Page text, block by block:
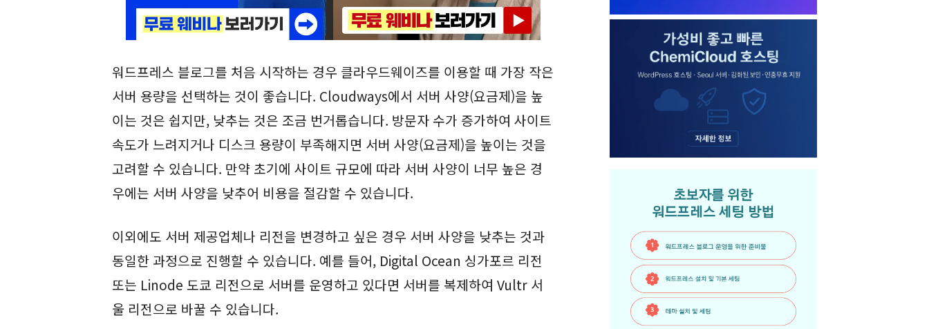
워드프레스 블로그를 처음 시작하는 경우 클라우드웨이즈를 이용할 때 가장 작은
서버 용량을 선택하는 것이 좋습니다. Cloudways에서 서버 사양(요금제)을 높
이는 것은 쉽지만, 낮추는 것은 조금 번거롭습니다. 방문자 수가 증가하여 사이트
속도가 느려지거나 디스크 용량이 부족해지면 서버 사양(요금제)을 높이는 것을
고려할 수 있습니다. 만약 초기에 사이트 규모에 따라 서버 사양이 너무 높은 경
우에는 서버 사양을 낮추어 비용을 절감할 수 있습니다.
이외에도 서버 제공업체나 리전을 변경하고 싶은 경우 서버 사양을 낮추는 것과
동일한 과정으로 진행할 수 있습니다. 예를 들어, Digital Ocean 싱가포르 리전
또는 Linode 도쿄 리전으로 서버를 운영하고 있다면 서버를 복제하여 Vultr 서
울 리전으로 바꿀 수 있습니다.